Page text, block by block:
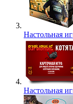
Настольная
Настольная